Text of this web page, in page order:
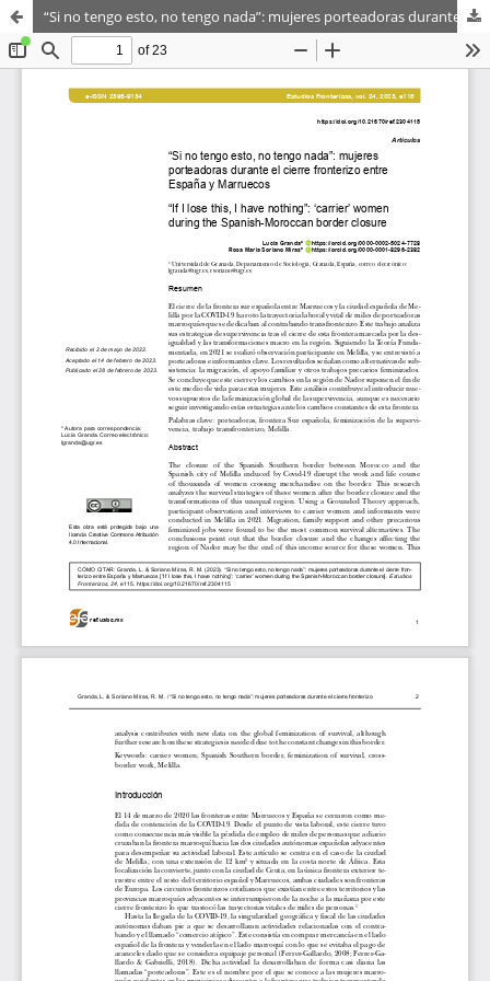
“Si no tengo esto, no tengo nada”: mujeres porteadoras durante el cierre fronterizo entre España y Marruecos